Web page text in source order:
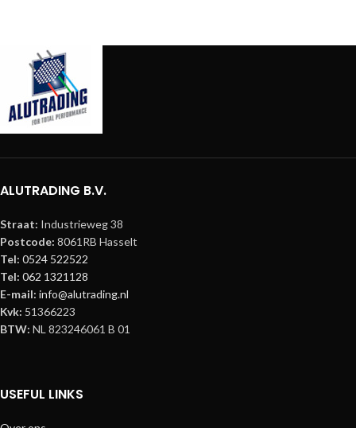
ALUTRADING B.V.
Straat: Industrieweg 38
Postcode: 8061RB Hasselt
Tel: 0524 522522
Tel: 062 1321128
E-mail: info@alutrading.nl
Kvk: 51366223
BTW: NL 823246061 B 01
USEFUL LINKS